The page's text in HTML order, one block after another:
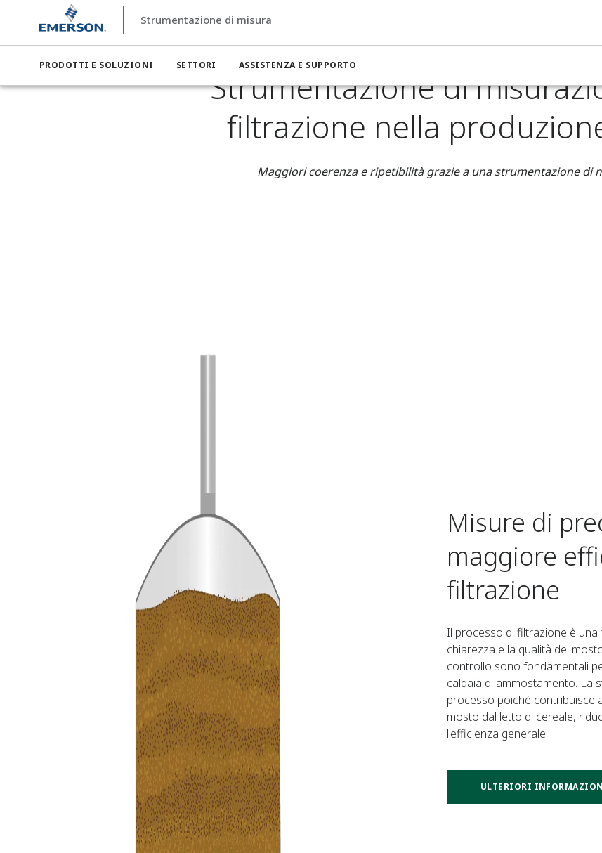
Strumentazione di misura
PRODOTTI E SOLUZIONI SETTORI ASSISTENZA E SUPPORTO
Strumentazione di misura
Strumentazione di
filtrazione nella
Maggiori coerenza e ripetibilità grazie a una strumentazione di
Misure di
maggiore
filtrazione
Il processo di filtrazione è
chiarezza e la qualità del
controllo sono fondamentali
caldaia di ammostamento. La
processo poiché contribuisce
mosto dal letto di cereale,
l'efficienza generale.
ULTERIORI